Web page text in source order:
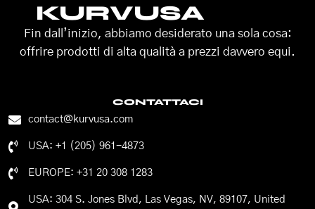
KURVUSA
Fin dall’inizio, abbiamo desiderato una sola cosa:
offrire prodotti di alta qualità a prezzi davvero equi.
CONTATTACI
contact@kurvusa.com
USA: +1 (205) 961-4873
EUROPE: +31 20 308 1283
USA: 304 S. Jones Blvd, Las Vegas, NV, 89107, United